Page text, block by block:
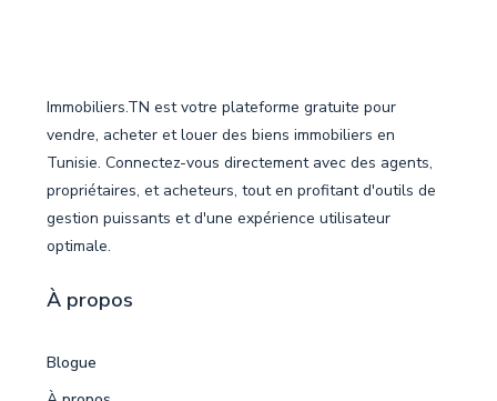
Immobiliers.TN est votre plateforme gratuite pour
vendre, acheter et louer des biens immobiliers en
Tunisie. Connectez-vous directement avec des agents,
propriétaires, et acheteurs, tout en profitant d'outils de
gestion puissants et d'une expérience utilisateur
optimale.
À propos
Blogue